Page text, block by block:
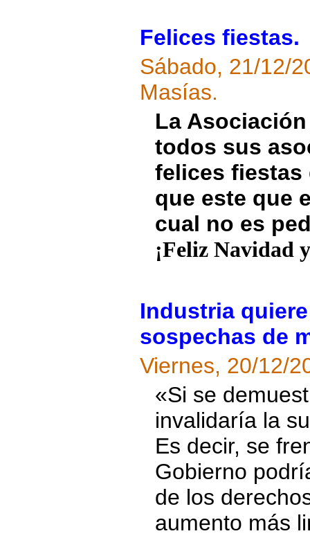
Felices fiestas.
Sábado, 21/12/
Masías.
La
todos sus
felices fiestas
que este que
cual no es
¡Feliz Navidad
Industria
sospechas de
Viernes, 20/12/
«Si se
invalidaría la
Es decir, se
Gobierno
de los
aumento más